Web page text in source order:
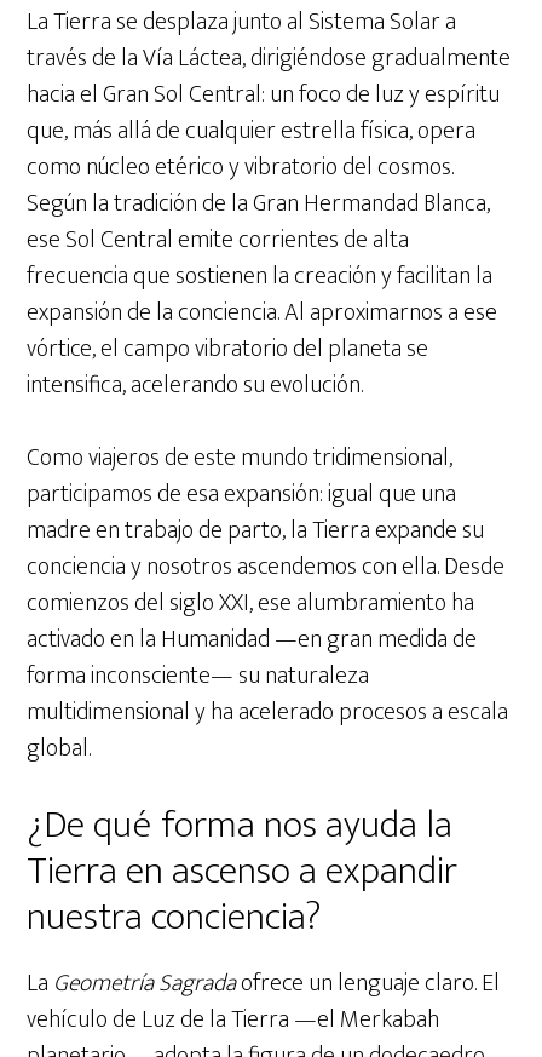
La Tierra se desplaza junto al Sistema Solar a
través de la Vía Láctea, dirigiéndose gradualmente
hacia el Gran Sol Central: un foco de luz y espíritu
que, más allá de cualquier estrella física, opera
como núcleo etérico y vibratorio del cosmos.
Según la tradición de la Gran Hermandad Blanca,
ese Sol Central emite corrientes de alta
frecuencia que sostienen la creación y facilitan la
expansión de la conciencia. Al aproximarnos a ese
vórtice, el campo vibratorio del planeta se
intensifica, acelerando su evolución.
Como viajeros de este mundo tridimensional,
participamos de esa expansión: igual que una
madre en trabajo de parto, la Tierra expande su
conciencia y nosotros ascendemos con ella. Desde
comienzos del siglo XXI, ese alumbramiento ha
activado en la Humanidad —en gran medida de
forma inconsciente— su naturaleza
multidimensional y ha acelerado procesos a escala
global.
¿De qué forma nos ayuda la
Tierra en ascenso a expandir
nuestra conciencia?
La Geometría Sagradaofrece un lenguaje claro. El
vehículo de Luz de la Tierra —el Merkabah